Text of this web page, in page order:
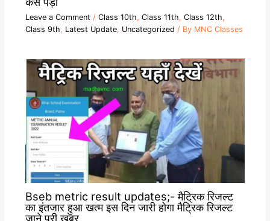
Leave a Comment / Class 10th, Class 11th, Class 12th,
Class 9th, Latest Update, Uncategorized / By MNC Classes
Bseb metric result updates;- मैट्रिक रिजल्ट
का इंतजार हुआ खत्म इस दिन जारी होगा मैट्रिक रिजल्ट
जाने पूरी खबर